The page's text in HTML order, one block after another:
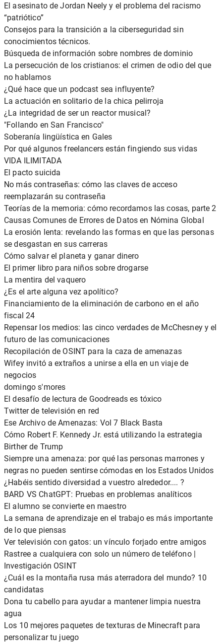
El asesinato de Jordan Neely y el problema del racismo
“patriótico”
Consejos para la transición a la ciberseguridad sin
conocimientos técnicos.
Búsqueda de información sobre nombres de dominio
La persecución de los cristianos: el crimen de odio del que
no hablamos
¿Qué hace que un podcast sea influyente?
La actuación en solitario de la chica pelirroja
¿La integridad de ser un reactor musical?
"Follando en San Francisco"
Soberanía lingüística en Gales
Por qué algunos freelancers están fingiendo sus vidas
VIDA ILIMITADA
El pacto suicida
No más contraseñas: cómo las claves de acceso
reemplazarán su contraseña
Teorías de la memoria: cómo recordamos las cosas, parte 2
Causas Comunes de Errores de Datos en Nómina Global
La erosión lenta: revelando las formas en que las personas
se desgastan en sus carreras
Cómo salvar el planeta y ganar dinero
El primer libro para niños sobre drogarse
La mentira del vaquero
¿Es el arte alguna vez apolítico?
Financiamiento de la eliminación de carbono en el año
fiscal 24
Repensar los medios: las cinco verdades de McChesney y el
futuro de las comunicaciones
Recopilación de OSINT para la caza de amenazas
Wifey invitó a extraños a unirse a ella en un viaje de
negocios
domingo s'mores
El desafío de lectura de Goodreads es tóxico
Twitter de televisión en red
Ese Archivo de Amenazas: Vol 7 Black Basta
Cómo Robert F. Kennedy Jr. está utilizando la estrategia
Birther de Trump
Siempre una amenaza: por qué las personas marrones y
negras no pueden sentirse cómodas en los Estados Unidos
¿Habéis sentido diversidad a vuestro alrededor.... ?
BARD VS ChatGPT: Pruebas en problemas analíticos
El alumno se convierte en maestro
La semana de aprendizaje en el trabajo es más importante
de lo que piensas
Ver televisión con gatos: un vínculo forjado entre amigos
Rastree a cualquiera con solo un número de teléfono |
Investigación OSINT
¿Cuál es la montaña rusa más aterradora del mundo? 10
candidatas
Dona tu cabello para ayudar a mantener limpia nuestra
agua
Los 10 mejores paquetes de texturas de Minecraft para
personalizar tu juego